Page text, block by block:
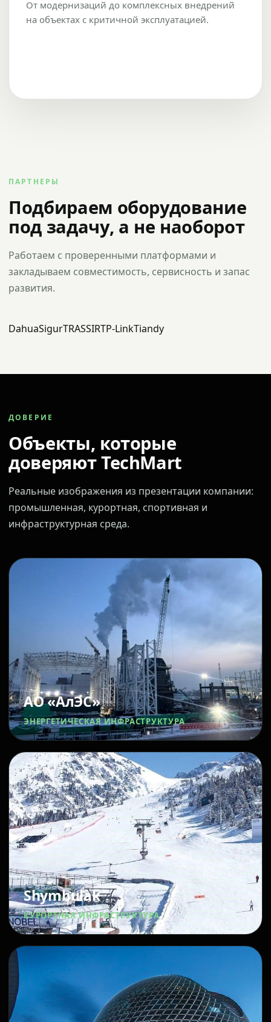
От модернизаций до комплексных внедрений
на объектах с критичной эксплуатацией.
ПАРТНЕРЫ
Подбираем оборудование
под задачу, а не наоборот
Работаем с проверенными платформами и
закладываем совместимость, сервисность и запас
развития.
DahuaSigurTRASSIRTP-LinkTiandy
ДОВЕРИЕ
Объекты, которые
доверяют TechMart
Реальные изображения из презентации компании:
промышленная, курортная, спортивная и
инфраструктурная среда.
АО «АлЭС»
ЭНЕРГЕТИЧЕСКАЯ ИНФРАСТРУКТУРА
Shymbulak
КУРОРТНАЯ ИНФРАСТРУКТУРА